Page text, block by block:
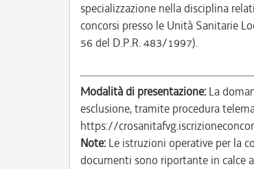
specializzazione nella disciplina
concorsi presso le Unità Sanitarie
56 del D.P.R. 483/1997).
Modalità di presentazione: La
esclusione, tramite procedura
https://
Note: Le istruzioni operative per la
documenti sono riportante in calce